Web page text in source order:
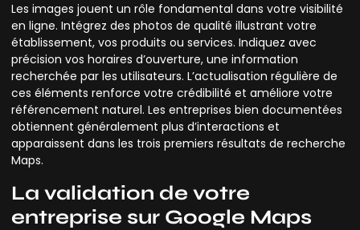
Les images jouent un rôle fondamental dans votre visibilité
en ligne. Intégrez des photos de qualité illustrant votre
établissement, vos produits ou services. Indiquez avec
précision vos horaires d’ouverture, une information
recherchée par les utilisateurs. L’actualisation régulière de
ces éléments renforce votre crédibilité et améliore votre
référencement naturel. Les entreprises bien documentées
obtiennent généralement plus d’interactions et
apparaissent dans les trois premiers résultats de recherche
Maps.
La validation de votre
entreprise sur Google Maps